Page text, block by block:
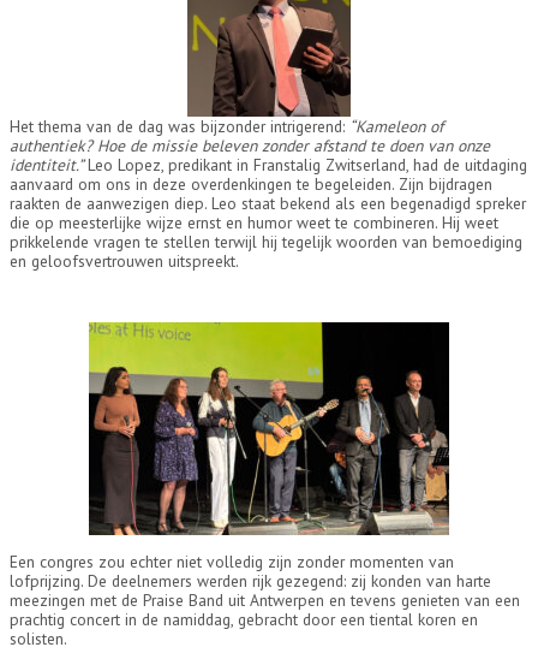
Het thema van de dag was bijzonder intrigerend: “Kameleon of
authentiek? Hoe de missie beleven zonder afstand te doen van onze
identiteit.”Leo Lopez, predikant in Franstalig Zwitserland, had de uitdaging
aanvaard om ons in deze overdenkingen te begeleiden. Zijn bijdragen
raakten de aanwezigen diep. Leo staat bekend als een begenadigd spreker
die op meesterlijke wijze ernst en humor weet te combineren. Hij weet
prikkelende vragen te stellen terwijl hij tegelijk woorden van bemoediging
en geloofsvertrouwen uitspreekt.
Een congres zou echter niet volledig zijn zonder momenten van
lofprijzing. De deelnemers werden rijk gezegend: zij konden van harte
meezingen met de Praise Band uit Antwerpen en tevens genieten van een
prachtig concert in de namiddag, gebracht door een tiental koren en
solisten.